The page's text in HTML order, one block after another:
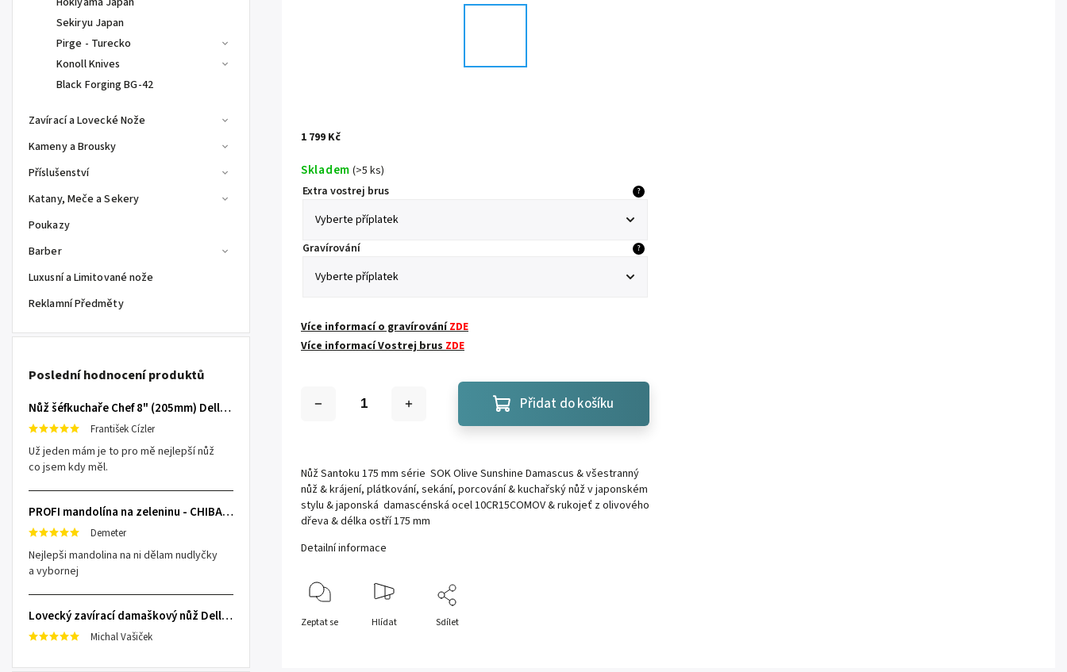
Sekiryu Japan
Pirge - Turecko
Konoll Knives
Black Forging BG-42
Zavírací a Lovecké Nože
Kameny a Brousky
Příslušenství
Katany, Meče a Sekery
Poukazy
Barber
Luxusní a Limitované nože
Reklamní Předměty
Poslední hodnocení produktů
Nůž šéfkuchaře Chef 8" (205mm) Dellinger TOIVO - Professional Damascus
František Cízler
Už jeden mám je to pro mě nejlepší nůž
co jsem kdy měl.
PROFI mandolína na zeleninu - CHIBA Japan, sengiri slicekun
Demeter
Nejlepši mandolina na ni dělam nudlyčky
a vybornej
Lovecký zavírací damaškový nůž Dellinger Damask Star
Michal Vašiček
1 799 Kč
Skladem (>5 ks)
Extra vostrej brus
?
Gravírování ?
Více informací o gravírováníZDE
Více informací Vostrej brusZDE
Přidat do košíku
Nůž Santoku 175 mm série SOK Olive Sunshine Damascus & všestranný
nůž & krájení, plátkování, sekání, porcování & kuchařský nůž v japonském
stylu & japonská damascénská ocel10CR15COMOV& rukojeť z olivového
dřeva & délka ostří 175 mm
Detailní informace
Zeptat se Hlídat Sdílet